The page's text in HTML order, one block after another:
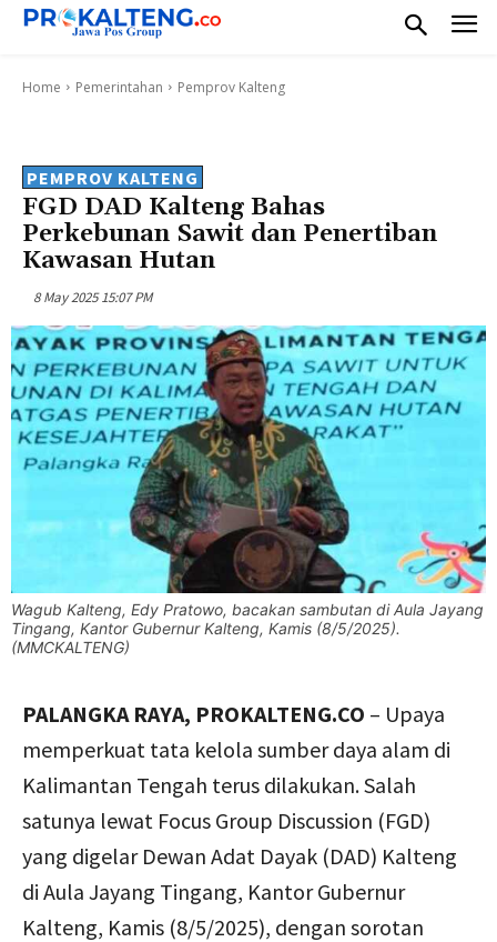
Home Pemerintahan Pemprov Kalteng
PEMPROV KALTENG
FGD DAD Kalteng Bahas
Perkebunan Sawit dan Penertiban
Kawasan Hutan
8 May 2025 15:07 PM
Wagub Kalteng, Edy Pratowo, bacakan sambutan di Aula Jayang
Tingang, Kantor Gubernur Kalteng, Kamis (8/5/2025).
(MMCKALTENG)
PALANGKA RAYA, PROKALTENG.CO – Upaya
memperkuat tata kelola sumber daya alam di
Kalimantan Tengah terus dilakukan. Salah
satunya lewat Focus Group Discussion (FGD)
yang digelar Dewan Adat Dayak (DAD) Kalteng
di Aula Jayang Tingang, Kantor Gubernur
Kalteng, Kamis (8/5/2025), dengan sorotan